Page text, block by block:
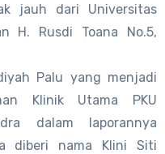
jauh dari Universitas
H. Rusdi Toana No.5,
Palu yang menjadi
Klinik Utama PKU
dalam laporannya
diberi nama Klini Siti